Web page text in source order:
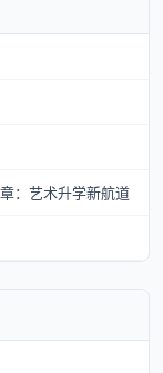
：艺术升学新航道